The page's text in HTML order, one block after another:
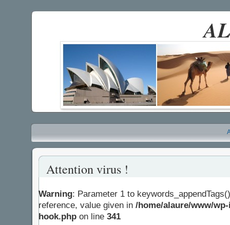
Attention virus !
Warning: Parameter 1 to
reference, value given in /home/alaure/www/
hook.php on line 341